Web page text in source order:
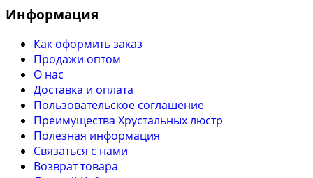
Информация
Как оформить заказ
Продажи оптом
О нас
Доставка и оплата
Пользовательское соглашение
Преимущества Хрустальных люстр
Полезная информация
Связаться с нами
Возврат товара